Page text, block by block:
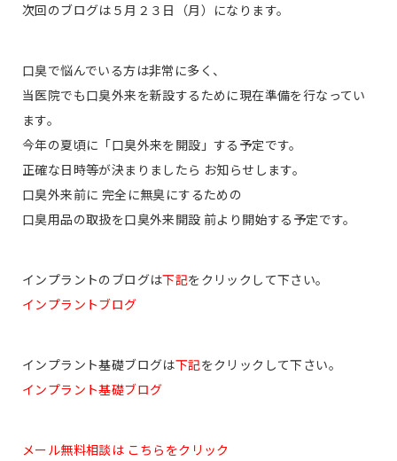
次回のブログは５月２３日（月）になります。
口臭で悩んでいる方は非常に多く、
当医院でも口臭外来を新設するために現在準備を行なってい
ます。
今年の夏頃に「口臭外来を開設」する予定です。
正確な日時等が決まりましたら お知らせします。
口臭外来前に 完全に無臭にするための
口臭用品の取扱を口臭外来開設 前より開始する予定です。
インプラントのブログは下記をクリックして下さい。
インプラントブログ
インプラント基礎ブログは下記をクリックして下さい。
インプラント基礎ブログ
メール無料相談は こちらをクリック